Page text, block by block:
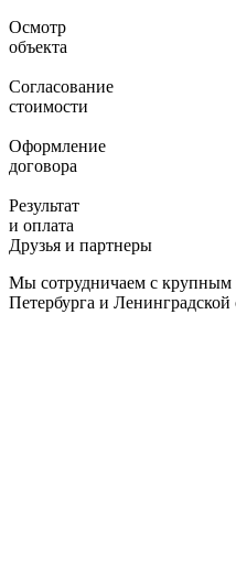
Осмотр
объекта
Согласование
стоимости
Оформление
договора
Результат
и оплата
Друзья и партнеры
Мы сотрудничаем с
Петербурга и Ленинградской